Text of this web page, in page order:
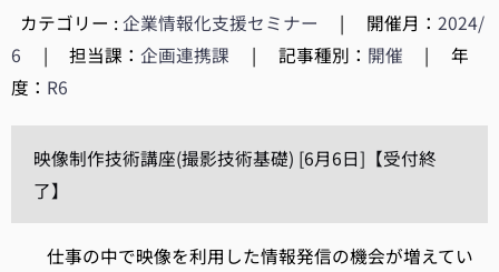
カテゴリー :企業情報化支援セミナー | 開催月：2024/
6
| 担当課：企画連携課 | 記事種別： 開催 |
年
度： R6
映像制作技術講座(撮影技術基礎) [6月6日]【受付終
了】
仕事の中で映像を利用した情報発信の機会が増えてい